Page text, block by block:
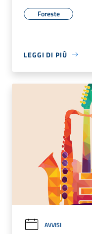
Foreste
LEGGI DI PIÙ
AVVISI